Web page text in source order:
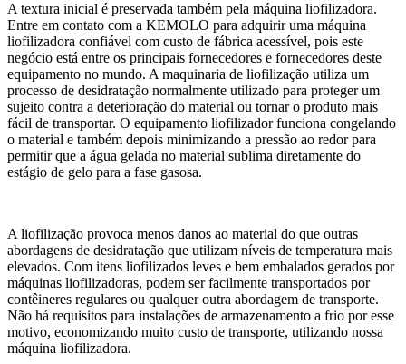
A textura inicial é preservada também pela máquina liofilizadora.
Entre em contato com a KEMOLO para adquirir uma máquina
liofilizadora confiável com custo de fábrica acessível, pois este
negócio está entre os principais fornecedores e fornecedores deste
equipamento no mundo. A maquinaria de liofilização utiliza um
processo de desidratação normalmente utilizado para proteger um
sujeito contra a deterioração do material ou tornar o produto mais
fácil de transportar. O equipamento liofilizador funciona congelando
o material e também depois minimizando a pressão ao redor para
permitir que a água gelada no material sublima diretamente do
estágio de gelo para a fase gasosa.
A liofilização provoca menos danos ao material do que outras
abordagens de desidratação que utilizam níveis de temperatura mais
elevados. Com itens liofilizados leves e bem embalados gerados por
máquinas liofilizadoras, podem ser facilmente transportados por
contêineres regulares ou qualquer outra abordagem de transporte.
Não há requisitos para instalações de armazenamento a frio por esse
motivo, economizando muito custo de transporte, utilizando nossa
máquina liofilizadora.